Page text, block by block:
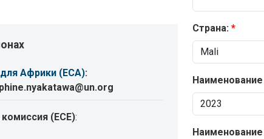
Африки (ECA):
(ECE):
Страна: